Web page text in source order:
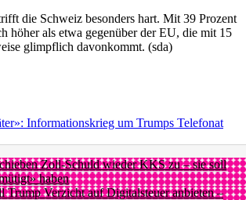
die Schweiz besonders hart. Mit 39 Prozent
höher als etwa gegenüber der EU, die mit 15
glimpflich davonkommt. (sda)
Informationskrieg um Trumps Telefonat
Zoll-Schuld wieder KKS zu – sie soll
haben
Trump Verzicht auf Digitalsteuer anbieten –